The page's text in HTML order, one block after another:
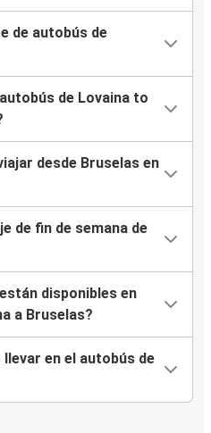
de autobús de
de Lovaina to
desde Bruselas en
de fin de semana de
disponibles en
a Bruselas?
en el autobús de